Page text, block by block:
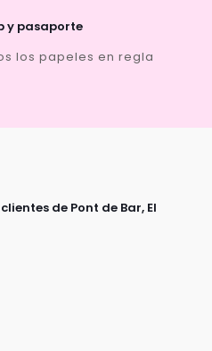
y pasaporte
los papeles en regla
de Pont de Bar, El